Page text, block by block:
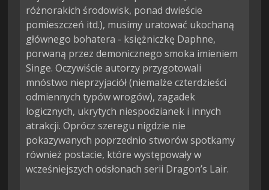
różnorakich środowisk, ponad dwieście
pomieszczeń itd.), musimy uratować ukochaną
głównego bohatera - księżniczkę Daphne,
porwaną przez demonicznego smoka imieniem
Singe. Oczywiście autorzy przygotowali
mnóstwo nieprzyjaciół (niemalże czterdzieści
odmiennych typów wrogów), zagadek
logicznych, ukrytych niespodzianek i innych
atrakcji. Oprócz szeregu nigdzie nie
pokazywanych poprzednio stworów spotkamy
również postacie, które występowały w
wcześniejszych odsłonach serii Dragon’s Lair.